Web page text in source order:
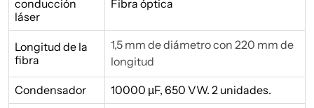
conducción
láser
Fibra óptica
Longitud de la
fibra
1,5 mm de diámetro con 220 mm de
longitud
Condensador
10000 µF, 650 VW. 2 unidades.